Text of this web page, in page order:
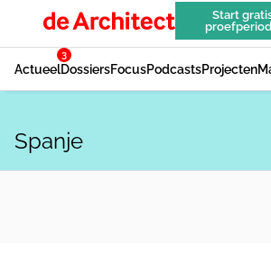
Start
Actueel
3
DossiersFocusPodcastsProjecten
Spanje